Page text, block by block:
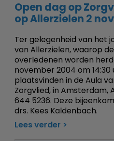
Open dag op
op Allerzielen 2
Ter gelegenheid van het
van Allerzielen, waarop
overledenen worden
november 2004 om
plaatsvinden in de Aula
Zorgvlied, in Amsterdam,
644 5236. Deze
drs. Kees Kaldenbach.
Lees verder